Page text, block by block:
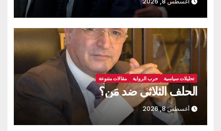
تحليلات سياسية حرب الرواية مقالات متنوعة
الحلف الثلاثي ضد مَن؟
أغسطس 8, 2026